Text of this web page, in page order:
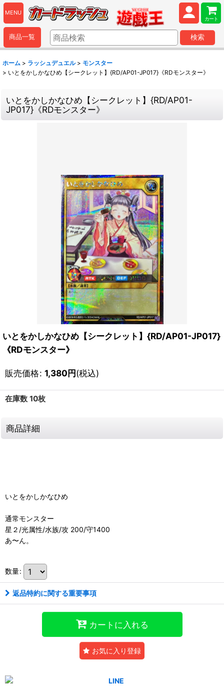
MENU
カート
商品一覧 検索
ホーム > ラッシュデュエル > モンスター
> いとをかしかなひめ【シークレット】{RD/AP01-JP017}《RDモンスター》
いとをかしかなひめ【シークレット】{RD/AP01-
JP017}《RDモンスター》
いとをかしかなひめ【シークレット】{RD/AP01-JP017}
《RDモンスター》
販売価格: 1,380円(税込)
在庫数 10枚
商品詳細
いとをかしかなひめ
通常モンスター
星２/光属性/水族/攻 200/守1400
あ〜ん。
数量:
返品特約に関する重要事項
カートに入れる
お気に入り登録